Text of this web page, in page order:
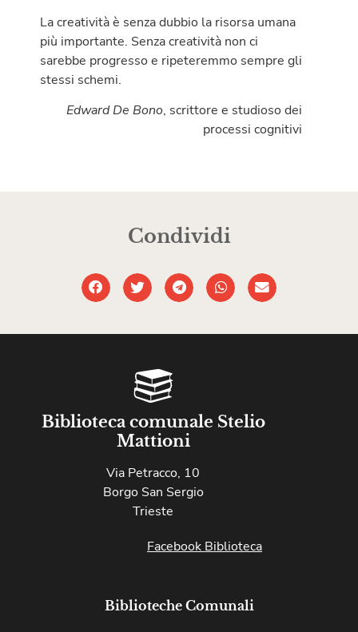
La creatività è senza dubbio la risorsa umana
più importante. Senza creatività non ci
sarebbe progresso e ripeteremmo sempre gli
stessi schemi.
Edward De Bono, scrittore e studioso dei
processi cognitivi
Condividi
Biblioteca comunale Stelio
Mattioni
Via Petracco, 10
Borgo San Sergio
Trieste
Facebook Biblioteca
Biblioteche Comunali